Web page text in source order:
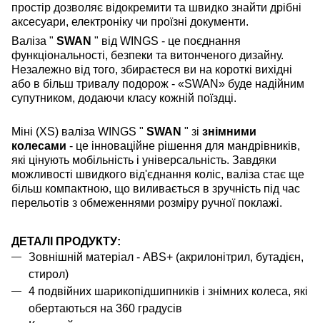
простір дозволяє відокремити та швидко знайти дрібні
аксесуари, електроніку чи проїзні документи.
Валіза " SWAN " від WINGS - це поєднання
функціональності, безпеки та витонченого дизайну.
Незалежно від того, збираєтеся ви на короткі вихідні
або в більш тривалу подорож - «SWAN» буде надійним
супутником, додаючи класу кожній поїздці.
Міні (XS) валіза WINGS " SWAN " зі знімними
колесами - це інноваційне рішення для мандрівників,
які цінують мобільність і універсальність. Завдяки
можливості швидкого від'єднання коліс, валіза стає ще
більш компактною, що виливається в зручність під час
перельотів з обмеженнями розміру ручної поклажі.
ДЕТАЛІ ПРОДУКТУ:
Зовнішній матеріал - ABS+ (акрилонітрил, бутадієн,
стирол)
4 подвійних шарикопідшипників і знімних колеса, які
обертаються на 360 градусів